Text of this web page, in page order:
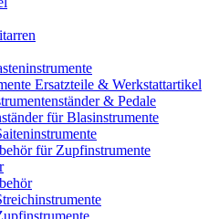
Ersatzteile & Werkstattartikel
& Pedale
für Blasinstrumente
für Zupfinstrumente